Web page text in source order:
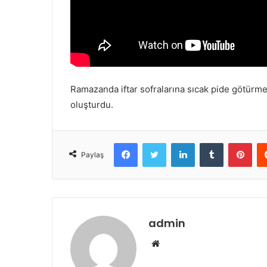
Ramazanda iftar sofralarına sıcak pide
oluşturdu.
Paylaş
admin